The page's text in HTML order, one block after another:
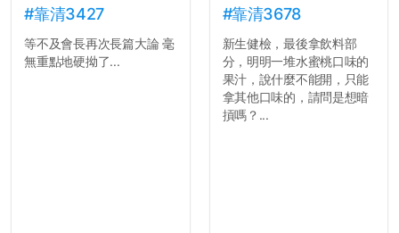
的聲明一樣正式，但至少在
用字上多加留意。有些語句
用說的可能會引人發笑或多
聽幾句，但寫成文字時只會
的空氣。...
#靠清3427
等不及會長再次長篇大論 毫
無重點地硬拗了...
#靠清3678
新生健檢，最後拿飲料部
分，明明一堆水蜜桃口味的
果汁，說什麼不能開，只能
拿其他口味的，請問是想暗
摃嗎？...